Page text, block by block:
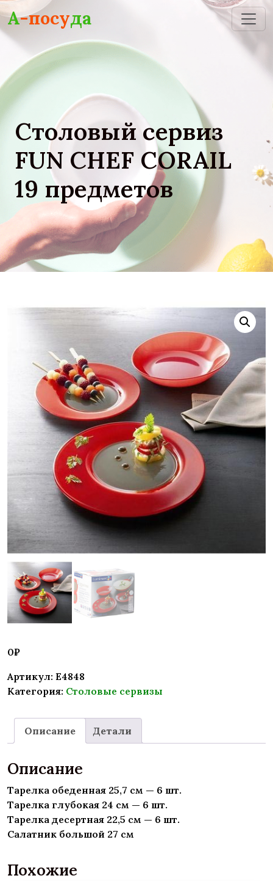
Skip to main content
А-посуда
Столовый сервиз
FUN CHEF CORAIL
19 предметов
0₽
Артикул: E4848
Категория: Столовые сервизы
Описание Детали
Описание
Тарелка обеденная 25,7 см — 6 шт.
Тарелка глубокая 24 см — 6 шт.
Тарелка десертная 22,5 см — 6 шт.
Салатник большой 27 см
Похожие